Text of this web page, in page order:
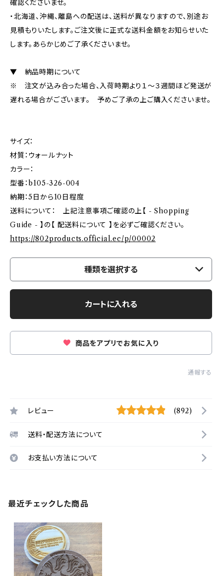
確認くださいませ。
・北海道、沖縄、離島への配送は、送料が異なりますので、別途お
見積もりいたします。ご注文後に正式な送料金額をお知らせいた
します。あらかじめご了承くださいませ。
▼ 納品時期について
※ 注文が込み合った場合、入荷時期より１～３週間ほど発送が
遅れる場合がございます。 予めご了承の上ご購入くださいませ。
サイズ：
材質：ウォールナット
カラー：
型番：b105-326-004
納期：5日から10日程度
送料について： 上記注意事項ご確認の上【 - Shopping
Guide - 】の【 配送料について 】を必ずご確認ください。
https://802products.official.ec/p/00002
種類を選択する
カートに入れる
商品をアプリでお気に入り
通報する
レビュー (892)
送料・配送方法について
お支払い方法について
最近チェックした商品